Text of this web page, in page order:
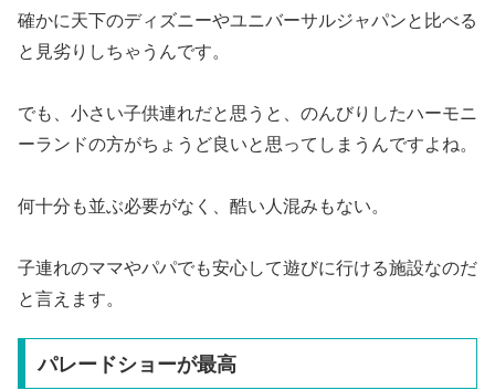
確かに天下のディズニーやユニバーサルジャパンと比べる
と見劣りしちゃうんです。
でも、小さい子供連れだと思うと、のんびりしたハーモニ
ーランドの方がちょうど良いと思ってしまうんですよね。
何十分も並ぶ必要がなく、酷い人混みもない。
子連れのママやパパでも安心して遊びに行ける施設なのだ
と言えます。
パレードショーが最高